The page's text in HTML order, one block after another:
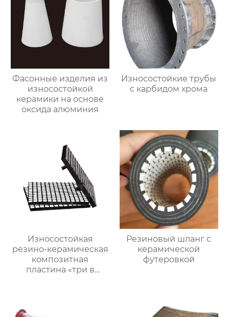
Фасонные изделия из
износостойкой
керамики на основе
оксида алюминия
Износостойкие трубы
с карбидом хрома
Износостойкая
резино-керамическая
композитная
пластина «три в
Резиновый шланг с
керамической
футеровкой